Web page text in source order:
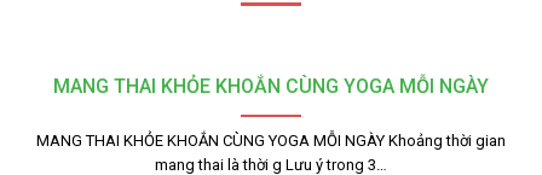
MANG THAI KHỎE KHOẮN CÙNG YOGA MỖI NGÀY
MANG THAI KHỎE KHOẮN CÙNG YOGA MỖI NGÀY Khoảng thời gian
mang thai là thời g Lưu ý trong 3…